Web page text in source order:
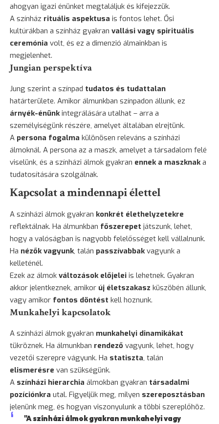
ahogyan igazi énünket megtaláljuk és kifejezzük.
A színház rituális aspektusa is fontos lehet. Ősi
kultúrákban a színház gyakran vallási vagy spirituális
ceremónia volt, és ez a dimenzió álmainkban is
megjelenhet.
Jungian perspektíva
Jung szerint a színpad tudatos és tudattalan
határterülete. Amikor álmunkban színpadon állunk, ez
árnyék-énünkintegrálására utalhat – arra a
személyiségünk részére, amelyet általában elrejtünk.
A persona fogalma különösen releváns a színházi
álmoknál. A persona az a maszk, amelyet a társadalom felé
viselünk, és a színházi álmok gyakran ennek a maszknaka
tudatosítására szolgálnak.
Kapcsolat a mindennapi élettel
A színházi álmok gyakran konkrét élethelyzetekre
reflektálnak. Ha álmunkban főszerepet játszunk, lehet,
hogy a valóságban is nagyobb felelősséget kell vállalnunk.
Ha nézők vagyunk, talán passzívabbakvagyunk a
kelleténél.
Ezek az álmok változások előjelei is lehetnek. Gyakran
akkor jelentkeznek, amikor új életszakasz küszöbén állunk,
vagy amikor fontos döntést kell hoznunk.
Munkahelyi kapcsolatok
A színházi álmok gyakran munkahelyi dinamikákat
tükröznek. Ha álmunkban rendező vagyunk, lehet, hogy
vezetői szerepre vágyunk. Ha statiszta, talán
elismerésre van szükségünk.
A színházi hierarchia álmokban gyakran társadalmi
pozíciónkra utal. Figyeljük meg, milyen szereposztásban
jelenünk meg, és hogyan viszonyulunk a többi szereplőhöz.
"A színházi álmok gyakran munkahelyi vagy